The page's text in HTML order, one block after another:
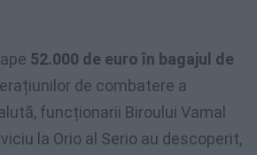
52.000 de euro în bagajul de
de combatere a
funcționarii Biroului Vamal
la Orio al Serio au descoperit,